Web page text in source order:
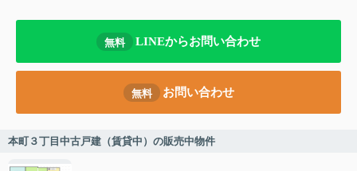
無料 LINEからお問い合わせ
無料 お問い合わせ
本町３丁目中古戸建（賃貸中）の販売中物件